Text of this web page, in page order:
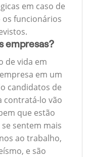
em caso de
funcionários
empresas?
de vida em
em um
candidatos de
contratá-lo vão
que estão
sentem mais
ao trabalho,
e são